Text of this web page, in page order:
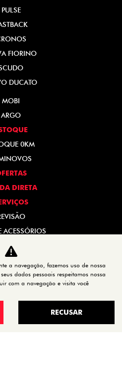
PULSE
FIORINO
DUCATO
MOBI
ARGO
0KM
DIRETA
ACESSÓRIOS
DO VEÍCULO
SOMOS
a navegação, fazemos uso de nossa
dados pessoais respeitamos nossa
com a navegação e visita você
RECUSAR